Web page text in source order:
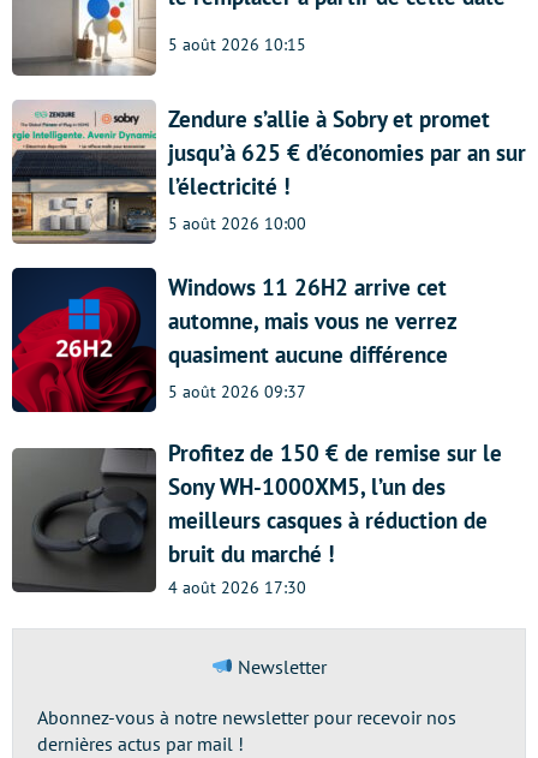
5 août 2026 10:15
Zendure s’allie à Sobry et promet
jusqu’à 625 € d’économies par an sur
l’électricité !
5 août 2026 10:00
Windows 11 26H2 arrive cet
automne, mais vous ne verrez
quasiment aucune différence
5 août 2026 09:37
Profitez de 150 € de remise sur le
Sony WH-1000XM5, l’un des
meilleurs casques à réduction de
bruit du marché !
4 août 2026 17:30
Newsletter
Abonnez-vous à notre newsletter pour recevoir nos
dernières actus par mail !